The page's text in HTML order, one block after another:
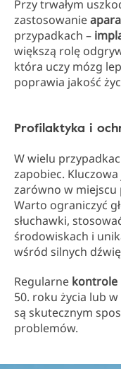
Przy trwałym
zastosowanie
przypadkach –
większą rolę
która uczy mózg
poprawia jakość
Profilaktyka i
W wielu
zapobiec.
zarówno w miejscu
Warto ograniczyć
słuchawki,
środowiskach i
wśród silnych
Regularne kontrole
50. roku życia lub
są skutecznym
problemów.